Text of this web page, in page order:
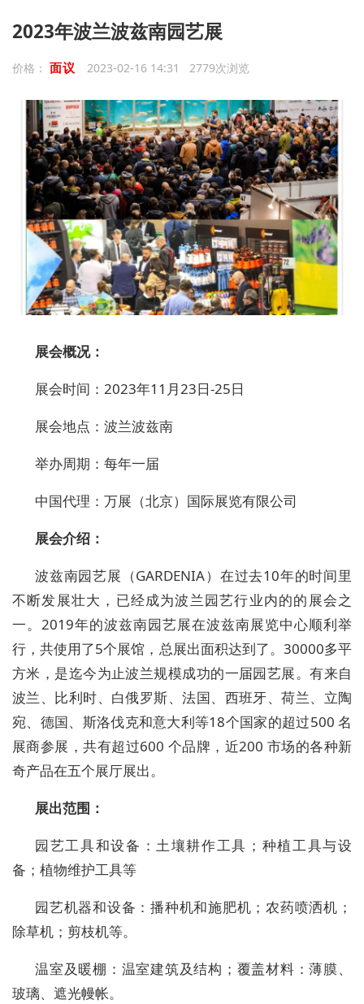
2023年波兰波兹南园艺展
价格： 面议 2023-02-16 14:31 2779次浏览
展会概况：
展会时间：2023年11月23日-25日
展会地点：波兰波兹南
举办周期：每年一届
中国代理：万展（北京）国际展览有限公司
展会介绍：
波兹南园艺展（GARDENIA）在过去10年的时间里
不断发展壮大，已经成为波兰园艺行业内的的展会之
一。2019年的波兹南园艺展在波兹南展览中心顺利举
行，共使用了5个展馆，总展出面积达到了。30000多平
方米，是迄今为止波兰规模成功的一届园艺展。有来自
波兰、比利时、白俄罗斯、法国、西班牙、荷兰、立陶
宛、德国、斯洛伐克和意大利等18个国家的超过500 名
展商参展，共有超过600 个品牌，近200 市场的各种新
奇产品在五个展厅展出。
展出范围 ：
园艺工具和设备：土壤耕作工具；种植工具与设
备；植物维护工具等
园艺机器和设备：播种机和施肥机；农药喷洒机；
除草机；剪枝机等。
温室及暖棚：温室建筑及结构；覆盖材料：薄膜、
玻璃、遮光幔帐。